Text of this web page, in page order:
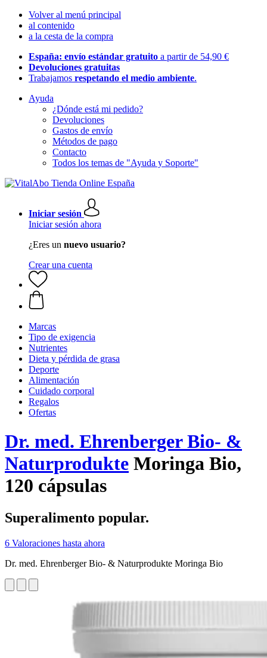
Volver al menú principal
al contenido
a la cesta de la compra
España: envío estándar gratuito a partir de 54,90 €
Devoluciones gratuitas
Trabajamos respetando el medio ambiente.
Ayuda
¿Dónde está mi pedido?
Devoluciones
Gastos de envío
Métodos de pago
Contacto
Todos los temas de "Ayuda y Soporte"
Iniciar sesión
Iniciar sesión ahora
¿Eres un nuevo usuario?
Crear una cuenta
Marcas
Tipo de exigencia
Nutrientes
Dieta y pérdida de grasa
Deporte
Alimentación
Cuidado corporal
Regalos
Ofertas
Dr. med. Ehrenberger Bio- &
Naturprodukte Moringa Bio,
120 cápsulas
Superalimento popular.
6 Valoraciones hasta ahora
Dr. med. Ehrenberger Bio- & Naturprodukte Moringa Bio